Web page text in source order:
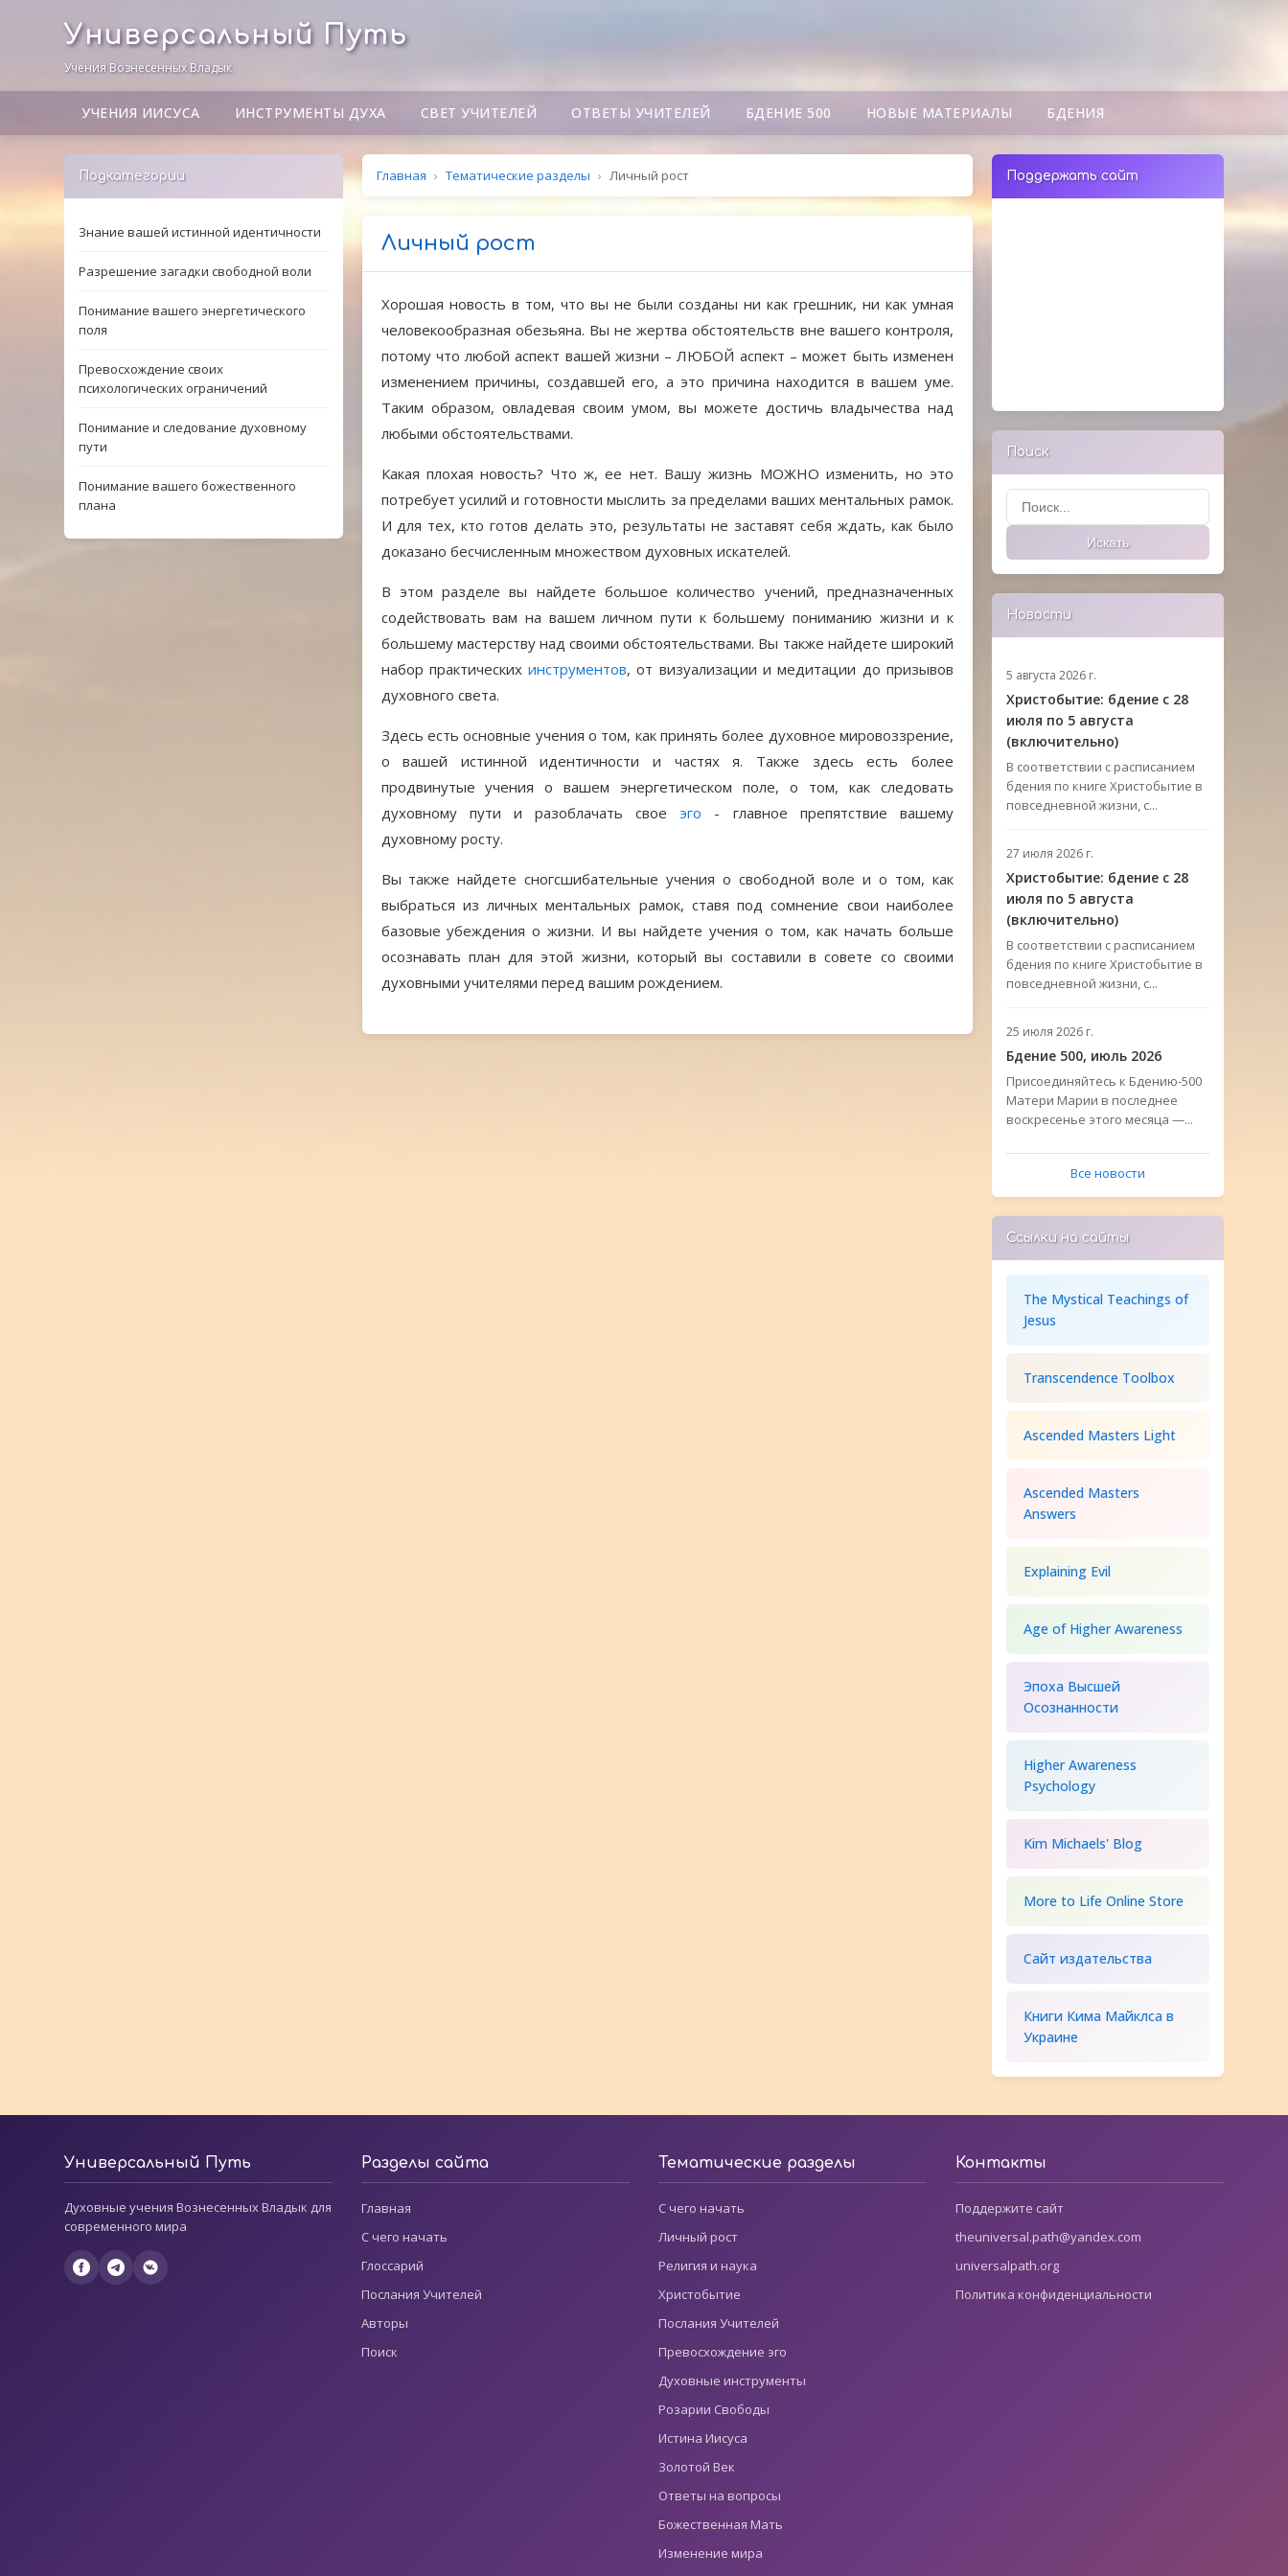
Универсальный Путь
Учения Вознесенных Владык
УЧЕНИЯ ИИСУСА ИНСТРУМЕНТЫ ДУХА СВЕТ УЧИТЕЛЕЙ ОТВЕТЫ УЧИТЕЛЕЙ БДЕНИЕ 500 НОВЫЕ МАТЕРИАЛЫ БДЕНИЯ
Подкатегории
Знание вашей истинной идентичности
Разрешение загадки свободной воли
Понимание вашего энергетического
поля
Превосхождение своих
психологических ограничений
Понимание и следование духовному
пути
Понимание вашего божественного
плана
Главная › Тематические разделы › Личный рост
Личный рост
Хорошая новость в том, что вы не были созданы ни как грешник, ни как умная
человекообразная обезьяна. Вы не жертва обстоятельств вне вашего контроля,
потому что любой аспект вашей жизни – ЛЮБОЙ аспект – может быть изменен
изменением причины, создавшей его, а это причина находится в вашем уме.
Таким образом, овладевая своим умом, вы можете достичь владычества над
любыми обстоятельствами.
Какая плохая новость? Что ж, ее нет. Вашу жизнь МОЖНО изменить, но это
потребует усилий и готовности мыслить за пределами ваших ментальных рамок.
И для тех, кто готов делать это, результаты не заставят себя ждать, как было
доказано бесчисленным множеством духовных искателей.
В этом разделе вы найдете большое количество учений, предназначенных
содействовать вам на вашем личном пути к большему пониманию жизни и к
большему мастерству над своими обстоятельствами. Вы также найдете широкий
набор практическихинструментов, от визуализации и медитации до призывов
духовного света.
Здесь есть основные учения о том, как принять более духовное мировоззрение,
о вашей истинной идентичности и частях я. Также здесь есть более
продвинутые учения о вашем энергетическом поле, о том, как следовать
духовному пути и разоблачать своеэго - главное препятствие вашему
духовному росту.
Вы также найдете сногсшибательные учения о свободной воле и о том, как
выбраться из личных ментальных рамок, ставя под сомнение свои наиболее
базовые убеждения о жизни. И вы найдете учения о том, как начать больше
осознавать план для этой жизни, который вы составили в совете со своими
духовными учителями перед вашим рождением.
Поддержать сайт
Поиск
Поиск
Искать
Новости
5 августа 2026 г.
Христобытие: бдение с 28
июля по 5 августа
(включительно)
В соответствии с расписанием
бдения по книге Христобытие в
повседневной жизни, с...
27 июля 2026 г.
Христобытие: бдение с 28
июля по 5 августа
(включительно)
В соответствии с расписанием
бдения по книге Христобытие в
повседневной жизни, с...
25 июля 2026 г.
Бдение 500, июль 2026
Присоединяйтесь к Бдению-500
Матери Марии в последнее
воскресенье этого месяца —...
Все новости
Ссылки на сайты
The Mystical Teachings of
Jesus
Transcendence Toolbox
Ascended Masters Light
Ascended Masters
Answers
Explaining Evil
Age of Higher Awareness
Эпоха Высшей
Осознанности
Higher Awareness
Psychology
Kim Michaels' Blog
More to Life Online Store
Сайт издательства
Книги Кима Майклса в
Украине
Универсальный Путь
Духовные учения Вознесенных Владык для
современного мира
Разделы сайта
Главная
С чего начать
Глоссарий
Послания Учителей
Авторы
Поиск
Тематические разделы
С чего начать
Личный рост
Религия и наука
Христобытие
Послания Учителей
Превосхождение эго
Духовные инструменты
Розарии Свободы
Истина Иисуса
Золотой Век
Ответы на вопросы
Божественная Мать
Изменение мира
Контакты
Поддержите сайт
theuniversal.path@yandex.com
universalpath.org
Политика конфиденциальности